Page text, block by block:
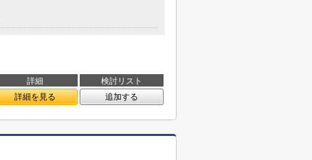
詳細 検討リスト
詳細を見る 追加する